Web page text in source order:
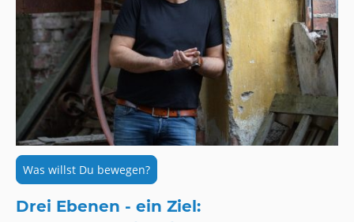
Was willst Du bewegen?
Drei Ebenen - ein Ziel: